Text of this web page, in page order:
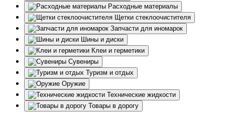
Расходные материалы
Щетки стеклоочистителя
Запчасти для иномарок
Шины и диски
Клеи и герметики
Сувениры
Туризм и отдых
Оружие
Технические жидкости
Товары в дорогу